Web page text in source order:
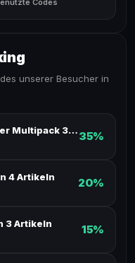
Codes
unserer Besucher in
Waschbare Slipeinlage 5er Multipack 35% Rabatt.35%
4 Artikeln 20%
3 Artikeln 15%